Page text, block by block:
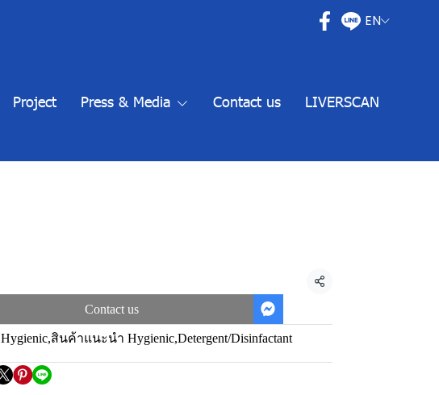
EN
Project Press & Media Contact us LIVERSCAN
Share
Contact us
Hygienic,สินค้าแนะนำ Hygienic,Detergent/Disinfactant